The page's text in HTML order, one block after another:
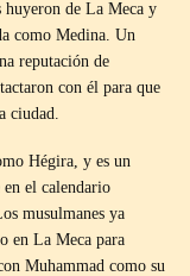
huyeron de La Meca y
como Medina. Un
reputación de
con él para que
ciudad.
Hégira, y es un
el calendario
musulmanes ya
en La Meca para
Muhammad como su